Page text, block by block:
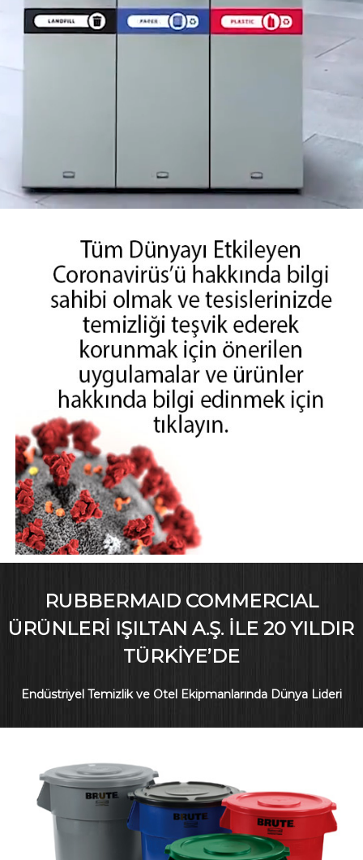
RUBBERMAID COMMERCIAL
ÜRÜNLERI IŞILTAN A.Ş. İLE 20 YILDIR
TÜRKIYE’DE
Endüstriyel Temizlik ve Otel Ekipmanlarında Dünya Lideri